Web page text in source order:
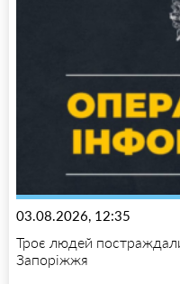
03.08.2026, 12:35
Троє людей
Запоріжжя